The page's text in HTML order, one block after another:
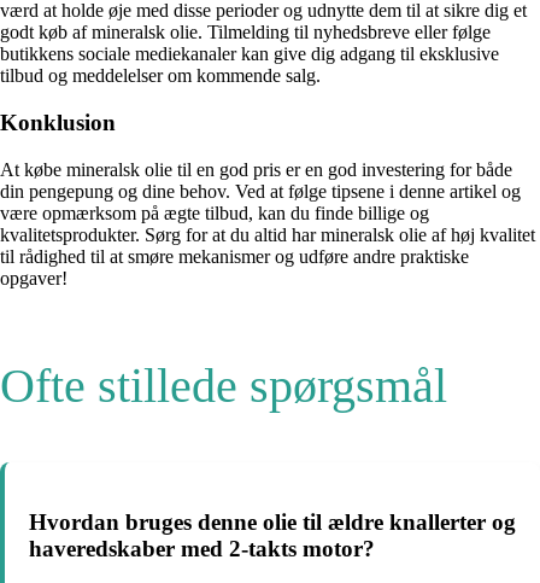
værd at holde øje med disse perioder og udnytte dem til at sikre dig et
godt køb af mineralsk olie. Tilmelding til nyhedsbreve eller følge
butikkens sociale mediekanaler kan give dig adgang til eksklusive
tilbud og meddelelser om kommende salg.
Konklusion
At købe mineralsk olie til en god pris er en god investering for både
din pengepung og dine behov. Ved at følge tipsene i denne artikel og
være opmærksom på ægte tilbud, kan du finde billige og
kvalitetsprodukter. Sørg for at du altid har mineralsk olie af høj kvalitet
til rådighed til at smøre mekanismer og udføre andre praktiske
opgaver!
Ofte stillede spørgsmål
Hvordan bruges denne olie til ældre knallerter og
haveredskaber med 2-takts motor?